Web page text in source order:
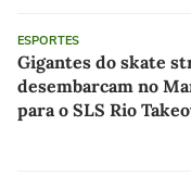
ESPORTES
Gigantes do skate
desembarcam no
para o SLS Rio